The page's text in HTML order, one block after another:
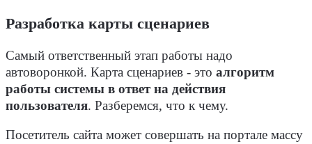
Разработка карты сценариев
Самый ответственный этап работы надо
автоворонкой. Карта сценариев - это алгоритм
работы системы в ответ на действия
пользователя. Разберемся, что к чему.
Посетитель сайта может совершать на портале массу